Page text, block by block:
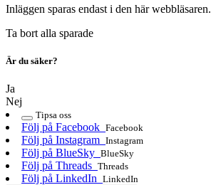
Inläggen sparas endast i den här webbläsaren.
Ta bort alla sparade
Är du säker?
Ja
Nej
Tipsa oss
Följ på Facebook Facebook
Följ på Instagram Instagram
Följ på BlueSky BlueSky
Följ på Threads Threads
Följ på LinkedIn LinkedIn